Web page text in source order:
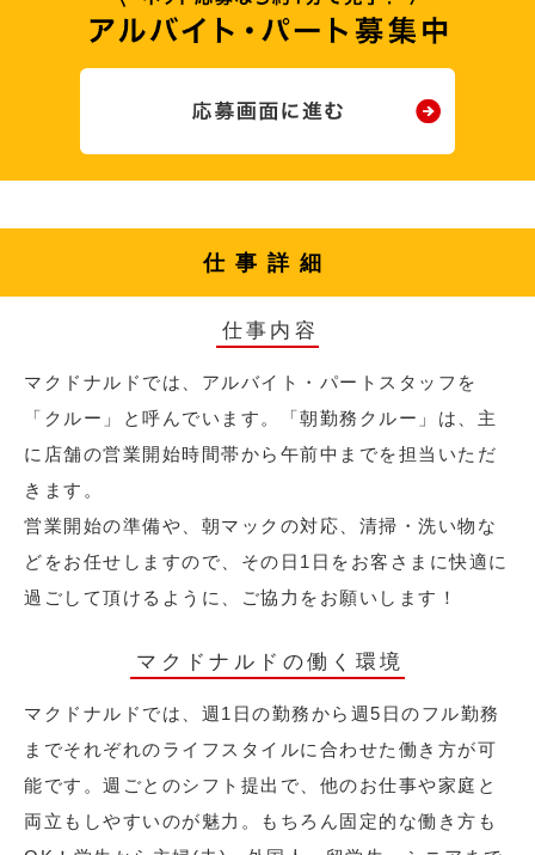
仕事詳細
仕事内容
マクドナルドでは、アルバイト・パートスタッフを
「クルー」と呼んでいます。「朝勤務クルー」は、主
に店舗の営業開始時間帯から午前中までを担当いただ
きます。
営業開始の準備や、朝マックの対応、清掃・洗い物な
どをお任せしますので、その日1日をお客さまに快適に
過ごして頂けるように、ご協力をお願いします！
マクドナルドの働く環境
マクドナルドでは、週1日の勤務から週5日のフル勤務
までそれぞれのライフスタイルに合わせた働き方が可
能です。週ごとのシフト提出で、他のお仕事や家庭と
両立もしやすいのが魅力。もちろん固定的な働き方も